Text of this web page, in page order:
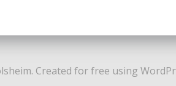
Created for free using